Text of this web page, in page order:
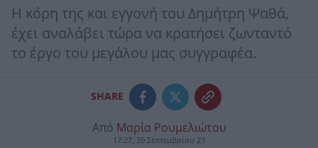
Η κόρη της και εγγονή του Δημήτρη Ψαθά,
έχει αναλάβει τώρα να κρατήσει ζωνταντό
το έργο του μεγάλου μας συγγραφέα.
SHARE
Από Μαρία Ρουμελιώτου
17:27, 20 Σεπτεμβρίου 23